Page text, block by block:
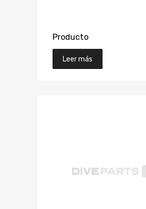
Producto
Leer más